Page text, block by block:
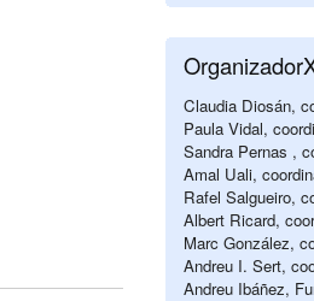
Claudia Diosán,
Paula Vidal,
Sandra Pernas ,
Amal Uali,
Rafel Salgueiro,
Albert Ricard,
Marc González,
Andreu I. Sert,
Andreu Ibáñez,